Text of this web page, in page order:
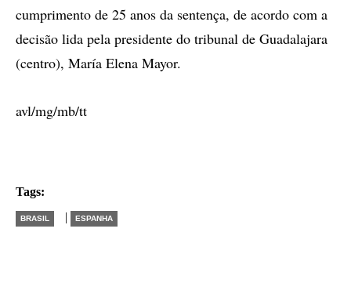
cumprimento de 25 anos da sentença, de acordo com a
decisão lida pela presidente do tribunal de Guadalajara
(centro), María Elena Mayor.
avl/mg/mb/tt
Tags:
BRASIL | ESPANHA